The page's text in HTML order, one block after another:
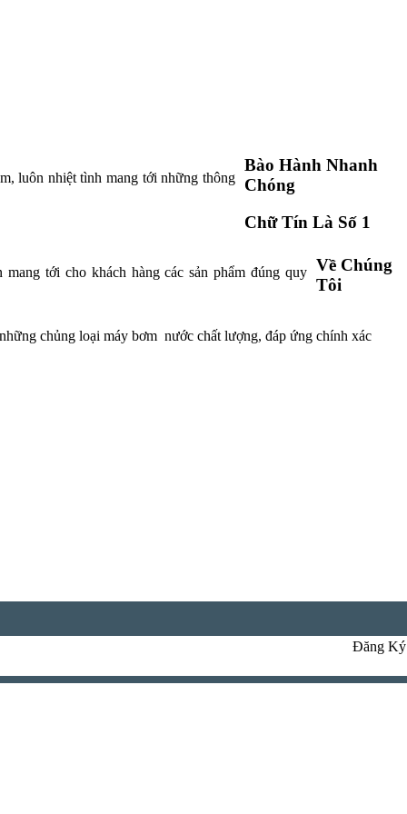
luôn nhiệt tình mang tới những thông
Bào Hành Nhanh
Chóng
Chữ Tín Là Số 1
tới cho khách hàng các sản phẩm đúng quy Về Chúng
Tôi
chủng loại máy bơm nước chất lượng, đáp ứng chính xác
Đăng Ký